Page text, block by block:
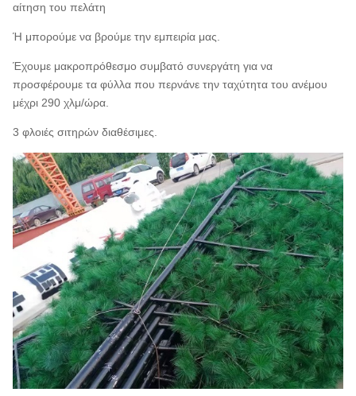
αίτηση του πελάτη
Ή μπορούμε να βρούμε την εμπειρία μας.
Έχουμε μακροπρόθεσμο συμβατό συνεργάτη για να
προσφέρουμε τα φύλλα που περνάνε την ταχύτητα του ανέμου
μέχρι 290 χλμ/ώρα.
3 φλοιές σιτηρών διαθέσιμες.